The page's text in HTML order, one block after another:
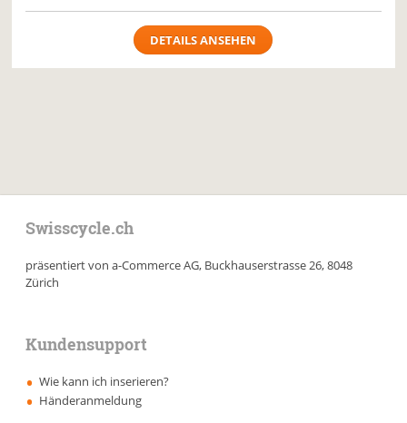
DETAILS ANSEHEN
Swisscycle.ch
präsentiert von a-Commerce AG, Buckhauserstrasse 26, 8048
Zürich
Kundensupport
Wie kann ich inserieren?
Händeranmeldung